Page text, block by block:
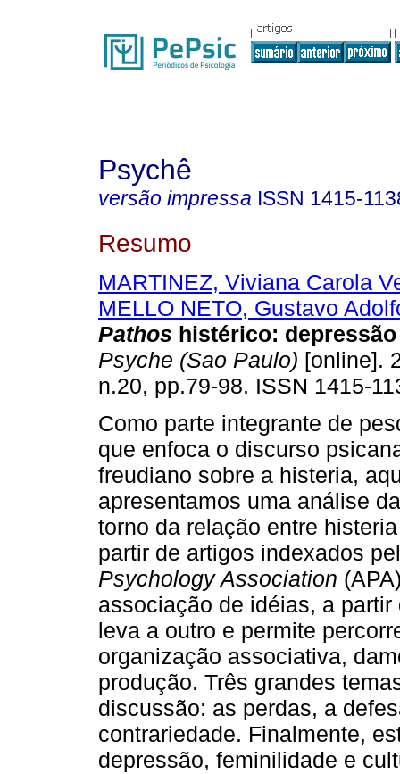
Psychê
versão impressa ISSN 1415-
Resumo
MARTINEZ, Viviana Carola
MELLO NETO, Gustavo
Pathos histérico:
Psyche (Sao Paulo) [online].
n.20, pp.79-98. ISSN 1415-
Como parte integrante de
que enfoca o discurso
freudiano sobre a histeria,
apresentamos uma análise
torno da relação entre
partir de artigos indexados
Psychology Association
associação de idéias, a
leva a outro e permite
organização associativa,
produção. Três grandes
discussão: as perdas, a
contrariedade. Finalmente,
depressão, feminilidade e